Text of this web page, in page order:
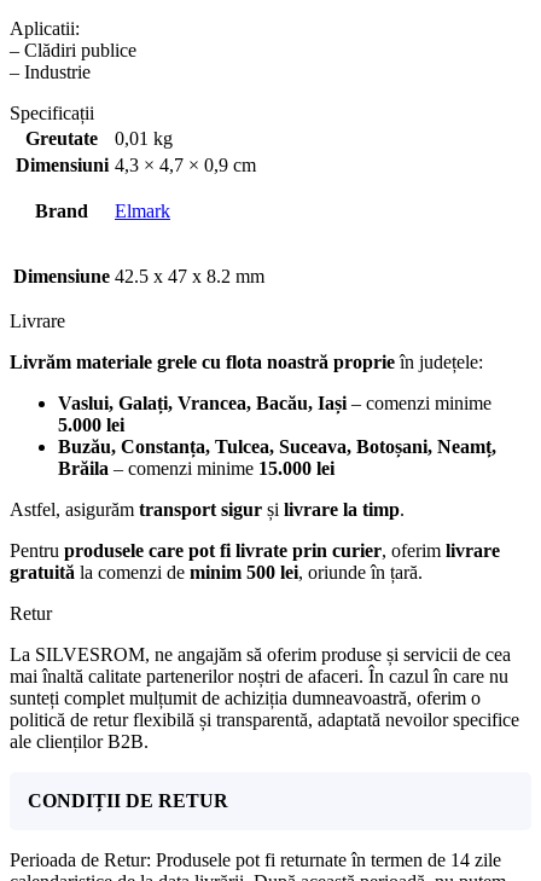
Aplicatii:
– Clădiri publice
– Industrie
Specificații
Greutate
0,01 kg
Dimensiuni 4,3 × 4,7 × 0,9 cm
Brand Elmark
Dimensiune 42.5 x 47 x 8.2 mm
Livrare
Livrăm materiale grele cu flota noastră proprieîn județele:
Vaslui, Galați, Vrancea, Bacău, Iași– comenzi minime
5.000 lei
Buzău, Constanța, Tulcea, Suceava, Botoșani, Neamț,
Brăila – comenzi minime 15.000 lei
Astfel, asigurăm transport sigur și livrare la timp.
Pentru produsele care pot fi livrate prin curier, oferim livrare
gratuită la comenzi de minim 500 lei, oriunde în țară.
Retur
La SILVESROM, ne angajăm să oferim produse și servicii de cea
mai înaltă calitate partenerilor noștri de afaceri. În cazul în care nu
sunteți complet mulțumit de achiziția dumneavoastră, oferim o
politică de retur flexibilă și transparentă, adaptată nevoilor specifice
ale clienților B2B.
CONDIȚII DE RETUR
Perioada de Retur: Produsele pot fi returnate în termen de 14 zile